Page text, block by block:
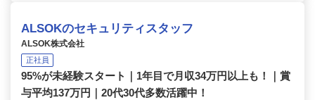
ALSOKのセキュリティスタッフ
ALSOK株式会社
正社員
95%が未経験スタート｜1年目で月収34万円以上も！｜賞
与平均137万円｜20代30代多数活躍中！